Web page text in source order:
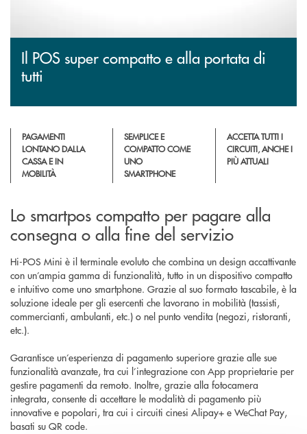
Il POS super compatto e alla portata di
tutti
PAGAMENTI
LONTANO DALLA
CASSA E IN
MOBILITÀ
SEMPLICE E
COMPATTO COME
UNO
SMARTPHONE
ACCETTA TUTTI I
CIRCUITI, ANCHE I
PIÙ ATTUALI
Lo smartpos compatto per pagare alla
consegna o alla fine del servizio
Hi-POS Mini è il terminale evoluto che combina un design accattivante
con un’ampia gamma di funzionalità, tutto in un dispositivo compatto
e intuitivo come uno smartphone. Grazie al suo formato tascabile, è la
soluzione ideale per gli esercenti che lavorano in mobilità (tassisti,
commercianti, ambulanti, etc.) o nel punto vendita (negozi, ristoranti,
etc.).
Garantisce un’esperienza di pagamento superiore grazie alle sue
funzionalità avanzate, tra cui l’integrazione con App proprietarie per
gestire pagamenti da remoto. Inoltre, grazie alla fotocamera
integrata, consente di accettare le modalità di pagamento più
innovative e popolari, tra cui i circuiti cinesi Alipay+ e WeChat Pay,
basati su QR code.